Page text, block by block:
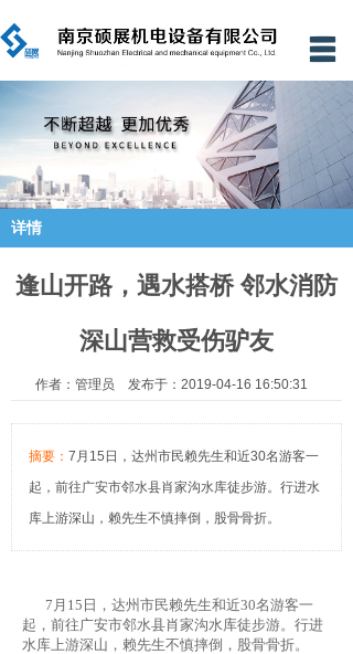
公司简介
新闻资讯
产品中心
资质证书
技术支持
资料下载
联系我们
详情
逢山开路，遇水搭桥 邻水消防
深山营救受伤驴友
作者：管理员 发布于：2019-04-16 16:50:31
摘要： 7月15日，达州市民赖先生和近30名游客一
起，前往广安市邻水县肖家沟水库徒步游。行进水
库上游深山，赖先生不慎摔倒，股骨骨折。
7月15日，达州市民赖先生和近30名游客一
起，前往广安市邻水县肖家沟水库徒步游。行进
水库上游深山，赖先生不慎摔倒，股骨骨折。